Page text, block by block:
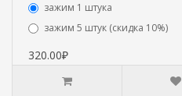
зажим 1 штука
зажим 5 штук (скидка 10%)
320.00₽